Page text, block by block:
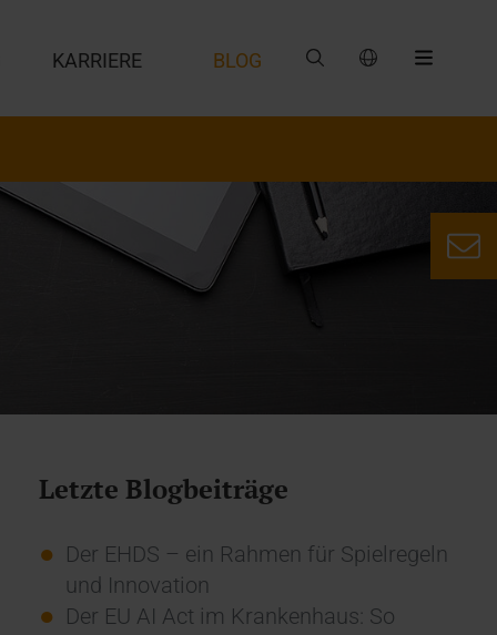
KARRIERE BLOG
Letzte Blogbeiträge
Der EHDS – ein Rahmen für Spielregeln
und Innovation
Der EU AI Act im Krankenhaus: So